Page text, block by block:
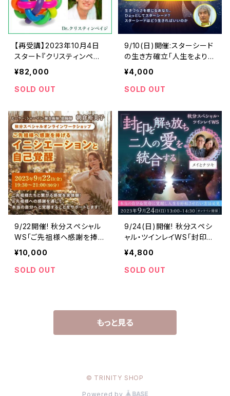
【再受講】2023年10月4日
スタート『クリスティンペイ
ジ-ホリスティックヘルス20
23』オンラインコース
¥82,000
SOLD OUT
9/10(日)開催:スターシード
の生き方確立「人生をより楽
しく生きるパワーを得る秘
訣」橋本和哉
¥4,000
SOLD OUT
9/22開催! 秋分スペシャル
WS「ご先祖様へ感謝を捧げ
るイニシエーションと自己覚
醒」ー朝倉裕美子
¥10,000
SOLD OUT
9/24(日)開催! 秋分スペシ
ャル・ツインレイWS「封印を
解き放ち二人の愛を統合す
る」メイとナツキ
¥4,800
SOLD OUT
もっと見る
© TRINITY SHOP
Powered by